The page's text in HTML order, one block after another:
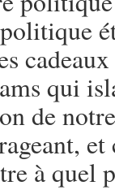
qui
de
à quel